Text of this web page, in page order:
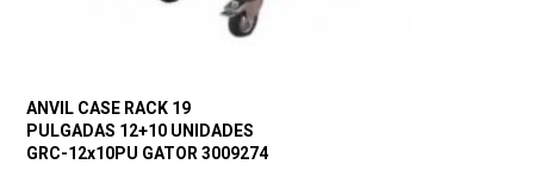
ANVIL CASE RACK 19
PULGADAS 12+10 UNIDADES
GRC-12x10PU GATOR 3009274